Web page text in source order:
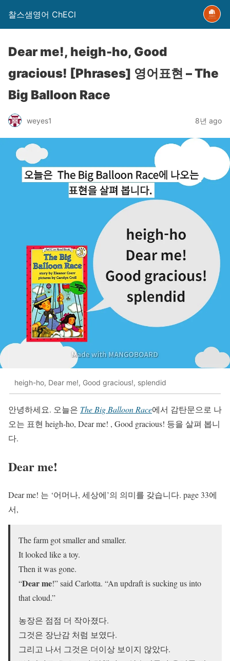
찰스샘영어 ChECl
Dear me!, heigh-ho, Good
gracious! [Phrases] 영어표현 – The
Big Balloon Race
weyes1 8년 ago
heigh-ho, Dear me!, Good gracious!, splendid
안녕하세요. 오늘은 The Big Balloon Race에서 감탄문으로 나
오는 표현 heigh-ho, Dear me! , Good gracious! 등을 살펴 봅니
다.
Dear me!
Dear me! 는 ‘어머나, 세상에’의 의미를 갖습니다. page 33에
서,
The farm got smaller and smaller.
It looked like a toy.
Then it was gone.
“Dear me!” said Carlotta. “An updraft is sucking us into
that cloud.”
농장은 점점 더 작아졌다.
그것은 장난감 처럼 보였다.
그리고 나서 그것은 더이상 보이지 않았다.